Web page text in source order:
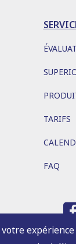
TARIFS
FAQ